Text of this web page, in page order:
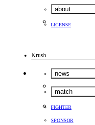
about
LICENSE
Krush
news
match
FIGHTER
SPONSOR